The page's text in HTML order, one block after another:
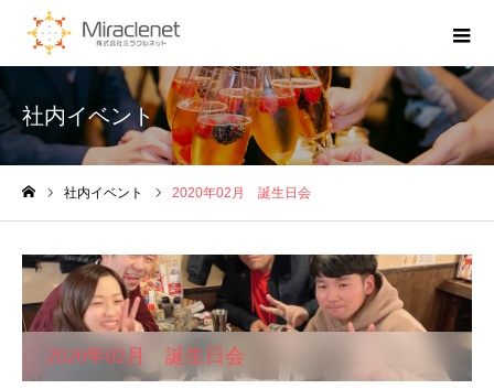
社内イベント
社内イベント 2020年02月 誕生日会
2020年02月 誕生日会